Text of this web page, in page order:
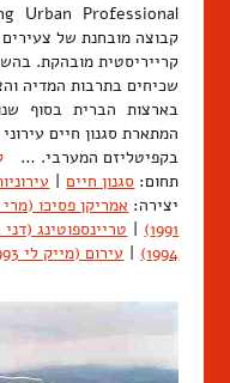
קבוצה מובחנת של צעירים
קרייריסטית מובהקת.
שכיחים בתרבות המדיה
בארצות הברית בסוף
המתארת סגנון חיים
בקפיטליזם המערבי. …
תחום: סגנון חיים |
יצירה: אמריקן פסיכו (מרי
1991)
| טריינספוטינג (דני
1994)
| עירום (מייק לי 1993)